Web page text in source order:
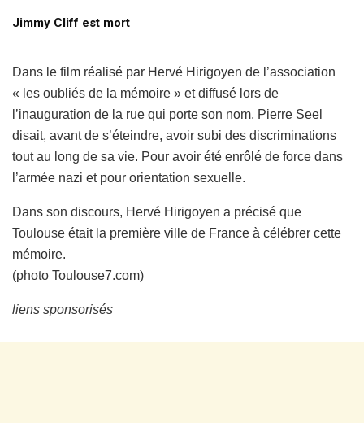
Jimmy Cliff est mort
Dans le film réalisé par Hervé Hirigoyen de l’association
« les oubliés de la mémoire » et diffusé lors de
l’inauguration de la rue qui porte son nom, Pierre Seel
disait, avant de s’éteindre, avoir subi des discriminations
tout au long de sa vie. Pour avoir été enrôlé de force dans
l’armée nazi et pour orientation sexuelle.
Dans son discours, Hervé Hirigoyen a précisé que
Toulouse était la première ville de France à célébrer cette
mémoire.
(photo Toulouse7.com)
liens sponsorisés